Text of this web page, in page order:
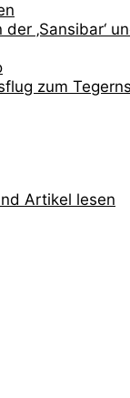
‚Sansibar‘
zum
Artikel lesen